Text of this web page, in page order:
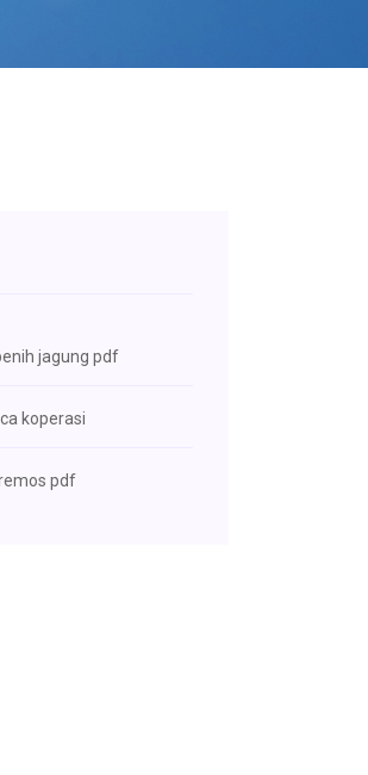
jagung pdf
koperasi
pdf